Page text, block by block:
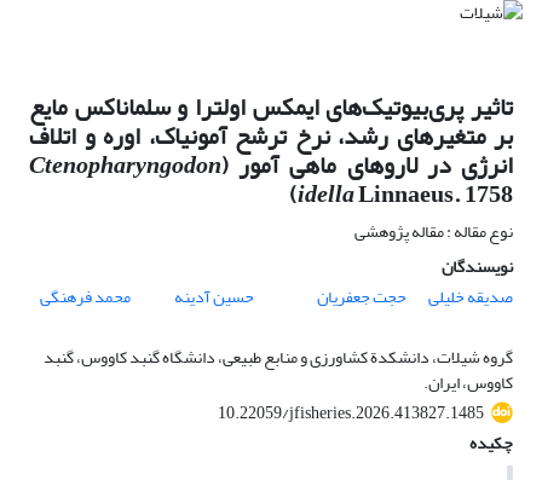
تاثیر پری‌بیوتیک‌های ایمکس اولترا و سلماناکس مایع
بر متغیرهای رشد، نرخ ترشح آمونیاک، اوره و اتلاف
انرژی در لاروهای ماهی آمور (Ctenopharyngodon
idellaLinnaeus. 1758)
نوع مقاله : مقاله پژوهشی
نویسندگان
صدیقه خلیلی
حجت جعفریان حسین آدینه
محمد فرهنگی
گروه شیلات، دانشکدة کشاورزی و منابع طبیعی، دانشگاه گنبد کاووس، گنبد
کاووس، ایران.
10.22059/jfisheries.2026.413827.1485
چکیده